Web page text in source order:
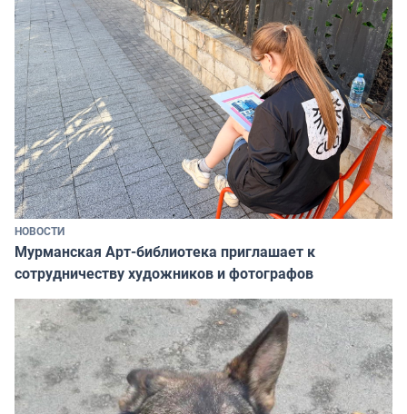
НОВОСТИ
Мурманская Арт-библиотека приглашает к
сотрудничеству художников и фотографов